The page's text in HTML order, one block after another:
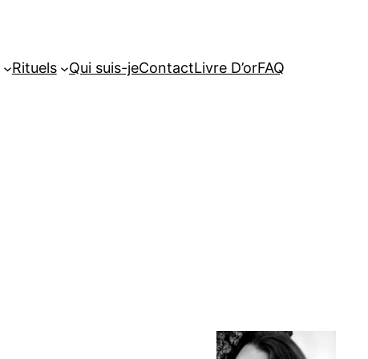
Rituels Qui suis-jeContactLivre D’orFAQ